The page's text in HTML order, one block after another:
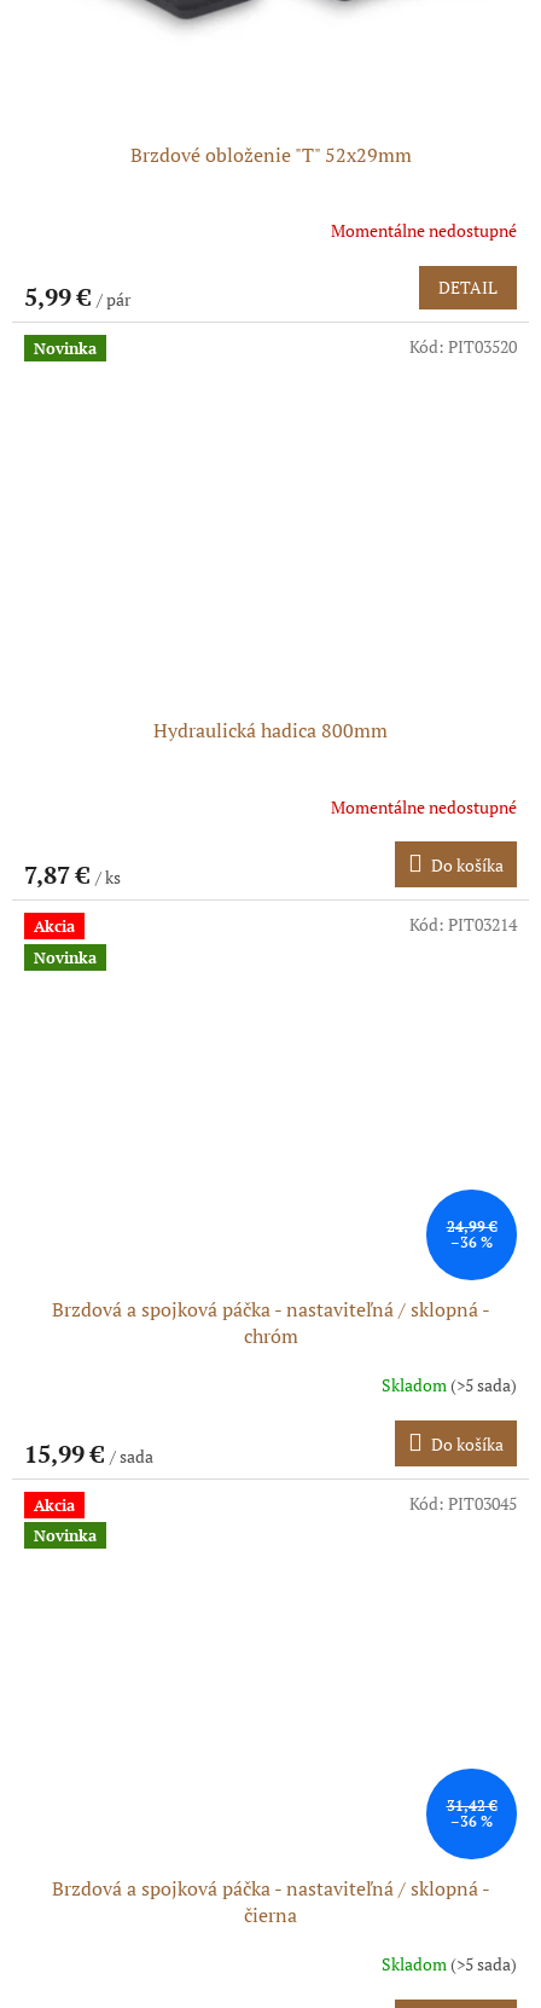
Brzdové obloženie "T" 52x29mm
Momentálne nedostupné
5,99 € / pár
DETAIL
Novinka
Hydraulická hadica 800mm
Momentálne nedostupné
7,87 € / ks
Do košíka
Kód: PIT03520
Akcia
Novinka
24,99 €
–36 %
Brzdová a spojková páčka - nastaviteľná / sklopná -
chróm
Skladom(>5 sada)
15,99 € / sada
Do košíka
Kód: PIT03214
Akcia
Novinka
31,42 €
–36 %
Brzdová a spojková páčka - nastaviteľná / sklopná -
čierna
Skladom(>5 sada)
Kód: PIT03045